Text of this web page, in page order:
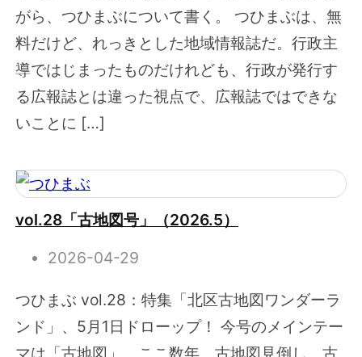
がら、つひまぶについて書く。 つひまぶは、無
料だけど、れっきとした地域情報誌だ。行政主
導ではじまったものだけれども、行政が発行す
る広報誌とは違った視点で、広報誌ではできな
いことに […]
vol.28「古地図号」（2026.5）
2026-04-29
つひまぶ vol.28：特集「北区古地図ワンダーラ
ンド」、5月1日ドローップ！ 今号のメインテー
マは「古地図」。ここ数年、古地図見倒し、古